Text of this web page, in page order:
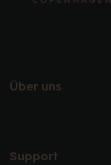
Über uns
Support